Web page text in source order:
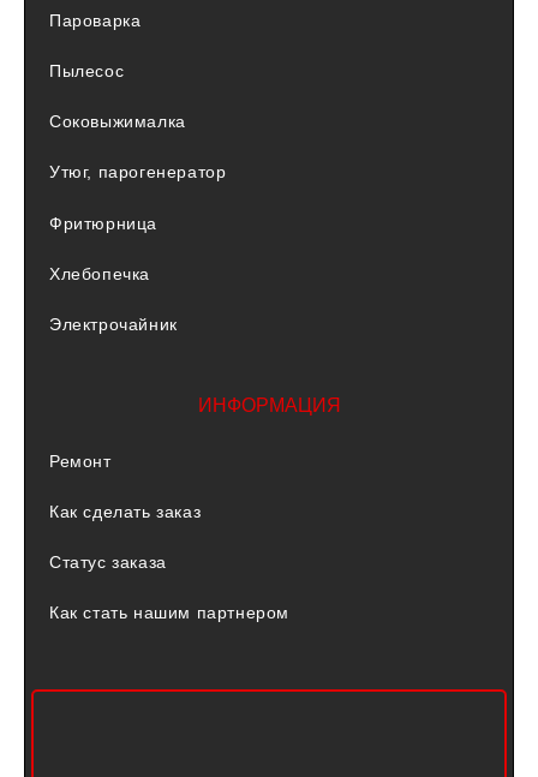
Пароварка
Пылесос
Соковыжималка
Утюг, парогенератор
Фритюрница
Хлебопечка
Электрочайник
ИНФОРМАЦИЯ
Ремонт
Как сделать заказ
Статус заказа
Как стать нашим партнером